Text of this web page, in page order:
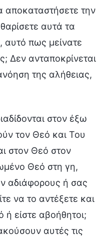
αποκαταστήσετε την
αυτά τα
αυτό πως μείνατε
Δεν ανταποκρίνεται
της αλήθειας,
στον έξω
τον Θεό και Του
στον Θεό στον
Θεό στη γη,
αδιάφορους ή σας
να το αντέξετε και
ή είστε αβοήθητοι;
αυτές τις